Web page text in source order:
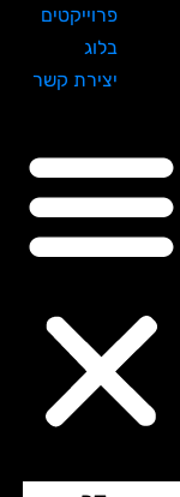
פרוייקטים
בלוג
יצירת קשר